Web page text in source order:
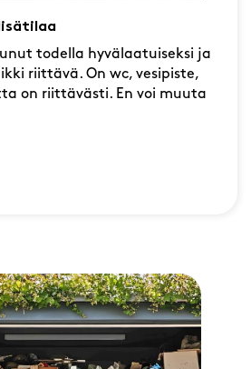
todella hyvälaatuiseksi ja
riittävä. On wc, vesipiste,
on riittävästi. En voi muuta